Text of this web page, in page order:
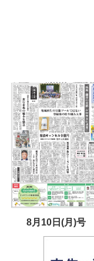
8月10日(月)号